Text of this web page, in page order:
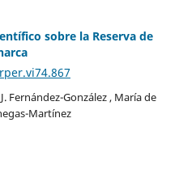
sobre la Reserva de
Fernández-González , María de
Martínez